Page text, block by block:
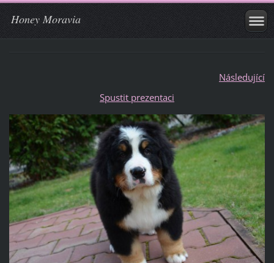
Honey Moravia
Následující
Spustit prezentaci